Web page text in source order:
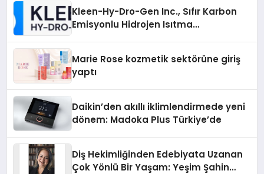
Kleen-Hy-Dro-Gen Inc., Sıfır Karbon
Emisyonlu Hidrojen Isıtma
Marie Rose kozmetik sektörüne giriş
yaptı
Daikin’den akıllı iklimlendirmede yeni
dönem: Madoka Plus Türkiye’de
Diş Hekimliğinden Edebiyata Uzanan
Çok Yönlü Bir Yaşam: Yeşim Şahin